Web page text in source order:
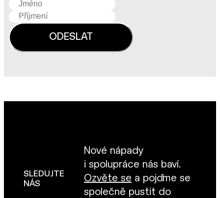
SLEDUJTE
NÁS
Nové nápady
i spolupráce nás baví.
Ozvěte se a pojďme se
společně pustit do